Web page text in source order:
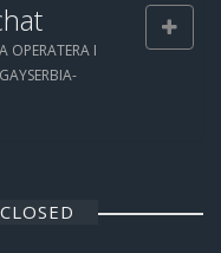
OPERATERA I